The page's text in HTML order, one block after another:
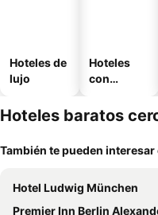
Hoteles de
lujo
Hoteles
con
Hoteles baratos
También te pueden
Hotel Ludwig München
Premier Inn Berlin Alexanderplatz